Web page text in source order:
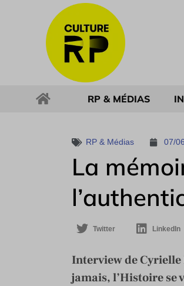
RP & MÉDIAS
RP & Médias 07/
La
Twitter LinkedIn
Interview de
jamais, l’Histoire se